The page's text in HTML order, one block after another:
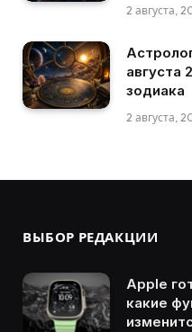
2 августа,
августа
зодиака
2 августа,
ВЫБОР РЕДАКЦИИ
Apple
какие